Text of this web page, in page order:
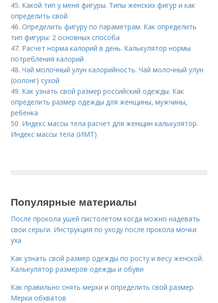
45. Какой тип у меня фигуры. Типы женских фигур и как
определить свой
46.Определить фигуру по параметрам. Как определить
тип фигуры: 2 основных способа
47. Расчет норма калорий в день. Калькулятор нормы
потребления калорий
48.Чай молочный улун калорийность. Чай молочный улун
(оолонг) сухой
49. Как узнать свой размер российский одежды. Как
определить размер одежды для женщины, мужчины,
ребенка
50. Индекс массы тела расчет для женщин калькулятор.
Индекс массы тела (ИМТ)
Популярные материалы
После прокола ушей пистолетом когда можно надевать
свои серьги. Инструкция по уходу после прокола мочки
уха
Как узнать свой размер одежды по росту и весу женской.
Калькулятор размеров одежды и обуви
Как правильно снять мерки и определить свой размер.
Мерки обхватов